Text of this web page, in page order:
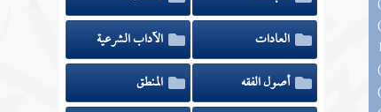
10 -
العادات
الآداب الشرعية
أصول الفقه
المنطق